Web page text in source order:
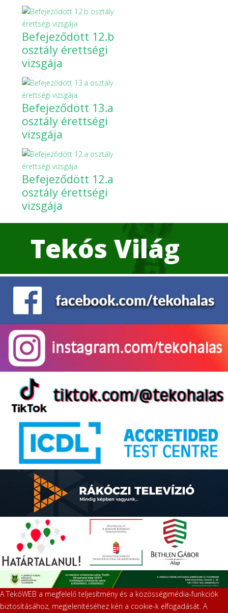
Befejeződött 12.b
osztály érettségi
vizsgája
Befejeződött 13.a
osztály érettségi
vizsgája
Befejeződött 12.a
osztály érettségi
vizsgája
Tekós Világ
A TekóWEB a megfelelő teljesítmény és a közösségimédia-funkciók
biztosításához, megjelenítéséhez kéri a cookie-k elfogadását. A